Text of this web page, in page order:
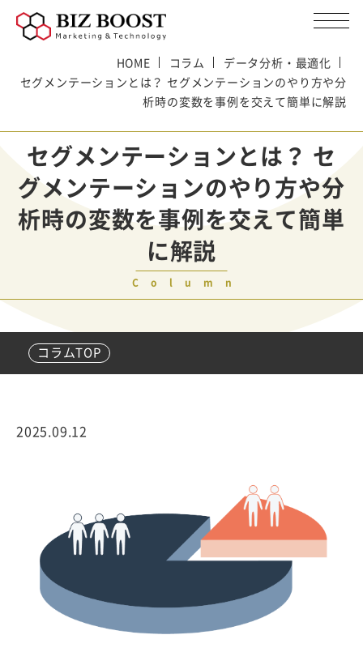
HOME コラム
データ分析・最適化
セグメンテーションとは？ セグメンテーションのやり方や分
析時の変数を事例を交えて簡単に解説
セグメンテーションとは？ セ
グメンテーションのやり方や分
析時の変数を事例を交えて簡単
に解説
Column
コラムTOP
2025.09.12